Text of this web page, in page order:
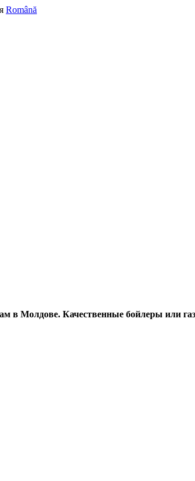
Română
в Молдове. Качественные бойлеры или